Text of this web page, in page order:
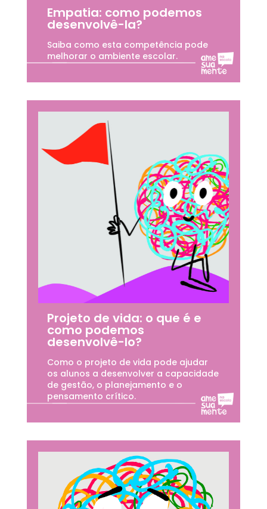
Empatia: como podemos
desenvolvê-la?
Saiba como esta competência pode
melhorar o ambiente escolar.
Projeto de vida: o que é e
como podemos
desenvolvê-lo?
Como o projeto de vida pode ajudar
os alunos a desenvolver a capacidade
de gestão, o planejamento e o
pensamento crítico.